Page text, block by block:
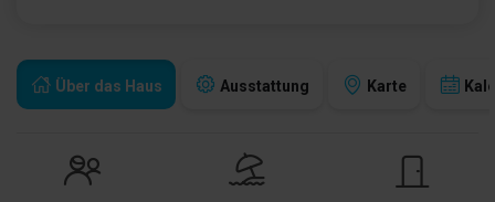
Über das Haus Ausstattung Karte